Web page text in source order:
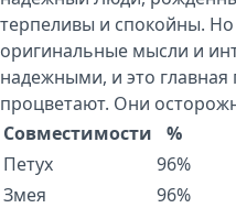
терпеливы и спокойны.
оригинальные мысли и
надежными, и это
процветают. Они
Совместимости
%
Петух
96%
Змея
96%